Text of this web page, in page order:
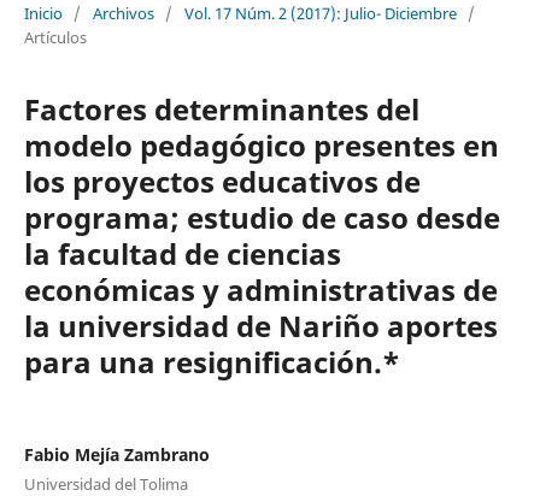
Inicio / Archivos / Vol. 17 Núm. 2 (2017): Julio- Diciembre /
Artículos
Factores determinantes del
modelo pedagógico presentes en
los proyectos educativos de
programa; estudio de caso desde
la facultad de ciencias
económicas y administrativas de
la universidad de Nariño aportes
para una resignificación.*
Fabio Mejía Zambrano
Universidad del Tolima